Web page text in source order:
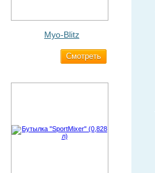
Myo-Blitz
Cмотреть